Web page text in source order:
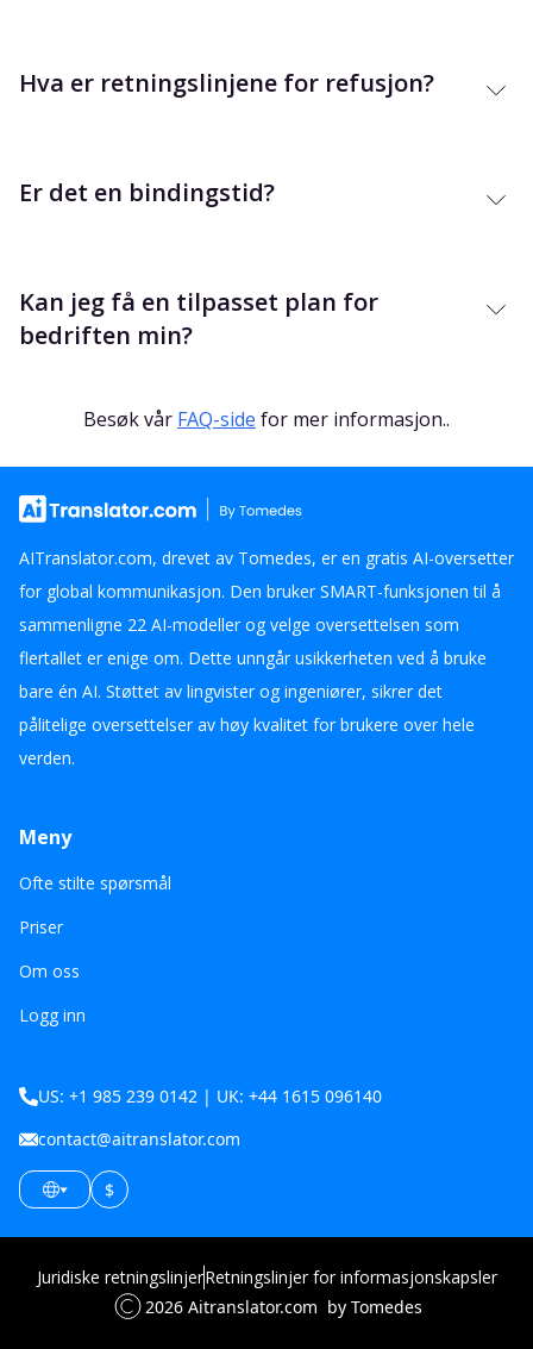
Hva er retningslinjene for refusjon?
Er det en bindingstid?
Kan jeg få en tilpasset plan for
bedriften min?
Besøk vår FAQ-side for mer informasjon..
AITranslator.com, drevet av Tomedes, er en gratis AI-oversetter
for global kommunikasjon. Den bruker SMART-funksjonen til å
sammenligne 22 AI-modeller og velge oversettelsen som
flertallet er enige om. Dette unngår usikkerheten ved å bruke
bare én AI. Støttet av lingvister og ingeniører, sikrer det
pålitelige oversettelser av høy kvalitet for brukere over hele
verden.
Meny
Ofte stilte spørsmål
Priser
Om oss
Logg inn
US: +1 985 239 0142 | UK: +44 1615 096140
contact@aitranslator.com
$
2026 Aitranslator.com by Tomedes
Juridiske retningslinjerRetningslinjer for informasjonskapsler